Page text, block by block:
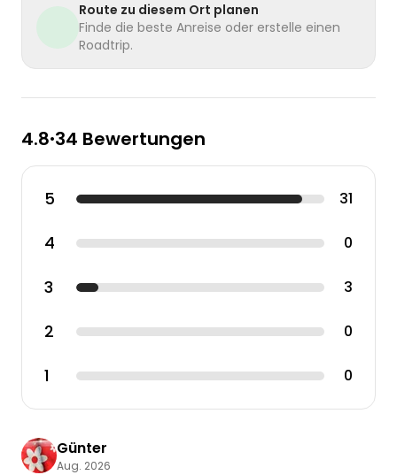
Route zu diesem Ort planen
Finde die beste Anreise oder erstelle einen
Roadtrip.
4.8•34 Bewertungen
5 31
4 0
3 3
2 0
1 0
Günter
Aug. 2026